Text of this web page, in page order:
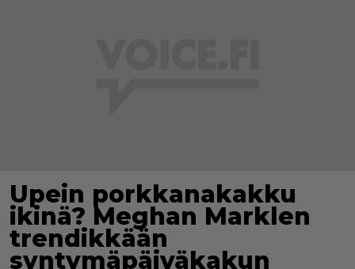
Upein porkkanakakku
ikinä? Meghan Marklen
trendikkään
syntymäpäiväkakun